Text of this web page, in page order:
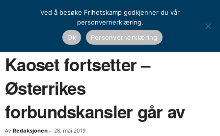
Kaoset fortsetter – Østerrikes forbundskansler går av
Kaoset fortsetter –
Østerrikes
forbundskansler går av
Av Redaksjonen - 28. mai 2019
Ved å besøke Frihetskamp godkjenner du vår
personvernerklæring.
Ok
Personvernerklæring